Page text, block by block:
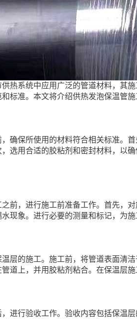
热系统中应用广泛的管道材料，其
标准。本文将介绍供热发泡保温管
确保所使用的材料符合相关标准。
选用合适的胶粘剂和密封材料，以
前，进行施工前准备工作。首先，
现象。进行必要的测量和标记，为施
层的施工。施工前，将管道表面清
道上，并用胶粘剂粘合。在保温层
进行验收工作。验收内容包括保温